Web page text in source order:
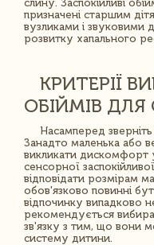
слину. Заспокійливі
призначені старшим
вузликами і звуковими
розвитку хапального
КРИТЕРІЇ
ОБІЙМІВ ДЛЯ
Насамперед
Занадто маленька або
викликати дискомфорт
сенсорної
відповідати розмірам
обов'язково повинні
відпочинку випадково
рекомендується
зв'язку з тим, що вони
систему дитини.